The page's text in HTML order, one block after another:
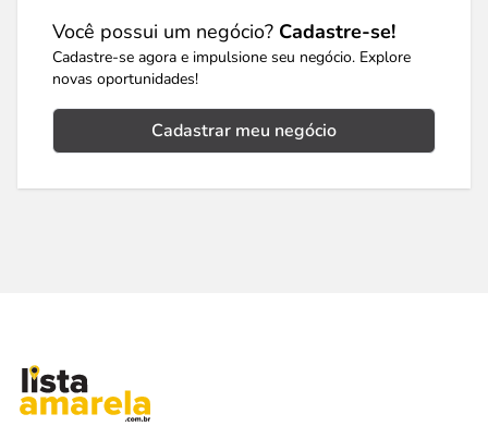
Você possui um negócio? Cadastre-se!
Cadastre-se agora e impulsione seu negócio. Explore
novas oportunidades!
Cadastrar meu negócio